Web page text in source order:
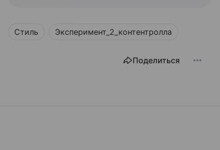
Стиль Эксперимент_2_контентролла
Поделиться